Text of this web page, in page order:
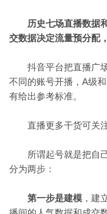
历史七场直播数据
交数据决定流量预分配
抖音平台把直播广场
不同的账号开播，A级
有给出参考标准。
直播更多干货可关注
所谓起号就是把自己
分为两步：
第一步是建模 ，建